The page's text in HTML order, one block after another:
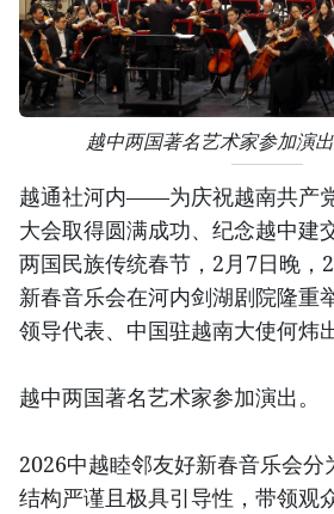
越中两国著名艺术家参加演
越通社河内——为庆祝越南共产
大会取得圆满成功、纪念越中建
两国民族传统春节，2月7日晚，
新春音乐会在河内剑湖剧院隆重
领导代表、中国驻越南大使何炜
越中两国著名艺术家参加演出。
2026中越睦邻友好新春音乐会分
结构严谨且极具引导性，带领观